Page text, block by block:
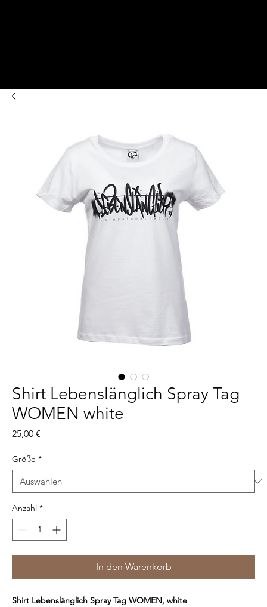
Shirt Lebenslänglich Spray Tag
WOMEN white
25,00 €
Größe *
Anzahl *
In den Warenkorb
Shirt Lebenslänglich Spray Tag WOMEN, white